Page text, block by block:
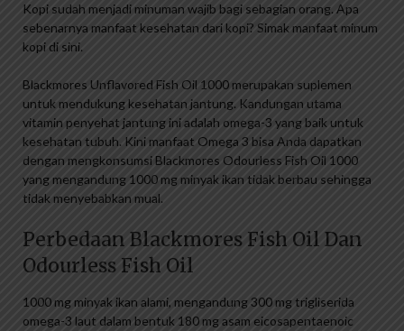
Kopi sudah menjadi minuman wajib bagi sebagian orang. Apa
sebenarnya manfaat kesehatan dari kopi? Simak manfaat minum
kopi di sini.
Blackmores Unflavored Fish Oil 1000 merupakan suplemen
untuk mendukung kesehatan jantung. Kandungan utama
vitamin penyehat jantung ini adalah omega-3 yang baik untuk
kesehatan tubuh. Kini manfaat Omega 3 bisa Anda dapatkan
dengan mengkonsumsi Blackmores Odourless Fish Oil 1000
yang mengandung 1000 mg minyak ikan tidak berbau sehingga
tidak menyebabkan mual.
Perbedaan Blackmores Fish Oil Dan
Odourless Fish Oil
1000 mg minyak ikan alami, mengandung 300 mg trigliserida
omega-3 laut dalam bentuk 180 mg asam eicosapentaenoic